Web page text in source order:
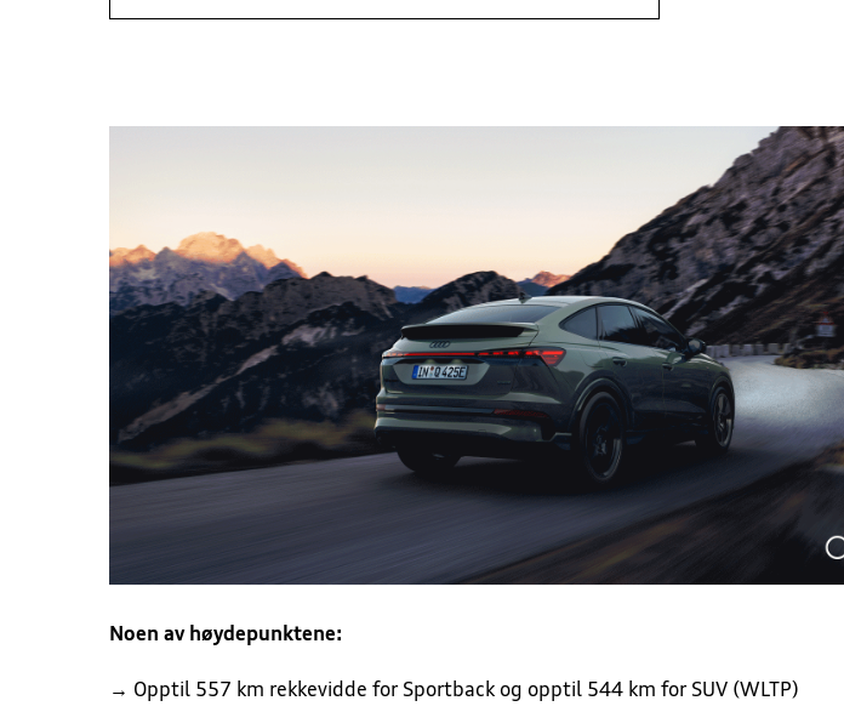
Noen av høydepunktene:
→ Opptil 557 km rekkevidde for Sportback og opptil 544 km for SUV (WLTP)